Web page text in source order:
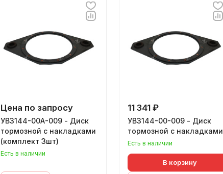
Цена по запросу
УВ3144-00А-009 - Диск
тормозной с накладками
(комплект 3шт)
Есть в наличии
11 341 ₽
УВ3144-00-009 - Диск
тормозной с накладками
Есть в наличии
В корзину